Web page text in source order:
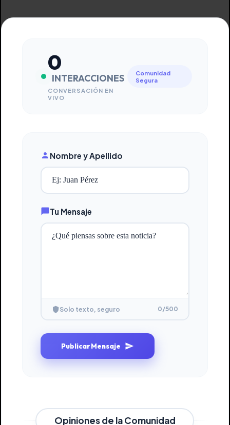
0
INTERACCIONES
CONVERSACIÓN EN
VIVO
Comunidad
Segura
Nombre y Apellido
Tu Mensaje
Solo texto, seguro 0/500
Publicar Mensaje
Opiniones de la Comunidad